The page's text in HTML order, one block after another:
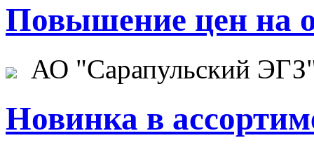
Повышение цен на
АО "Сарапульский
Новинка в